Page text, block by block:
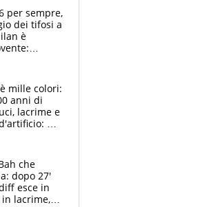
dei tifosi
per sempre,
dei tifosi a
è
mille colori:
anni di
lacrime e
De
che
dopo 27'
esce in
lacrime,